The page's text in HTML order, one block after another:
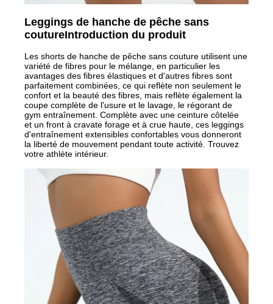
Leggings de hanche de pêche sans
coutureIntroduction du produit
Les shorts de hanche de pêche sans couture utilisent une
variété de fibres pour le mélange, en particulier les
avantages des fibres élastiques et d'autres fibres sont
parfaitement combinées, ce qui reflète non seulement le
confort et la beauté des fibres, mais reflète également la
coupe complète de l'usure et le lavage, le régorant de
gym entraînement. Complète avec une ceinture côtelée
et un front à cravate forage et à crue haute, ces leggings
d'entraînement extensibles confortables vous donneront
la liberté de mouvement pendant toute activité. Trouvez
votre athlète intérieur.